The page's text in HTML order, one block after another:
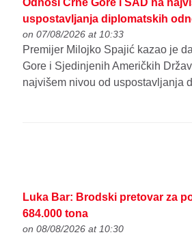
uspostavljanja diplomatskih
on 07/08/2026 at 10:33
Premijer Milojko Spajić kazao je
Gore i Sjedinjenih Američkih
najvišem nivou od uspostavljanja
Luka Bar: Brodski pretovar za
684.000 tona
on 08/08/2026 at 10:30